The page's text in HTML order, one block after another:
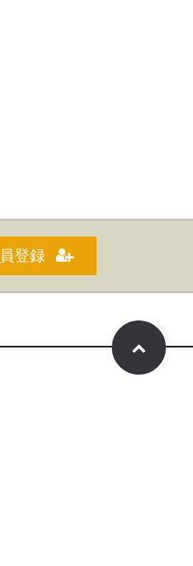
登録